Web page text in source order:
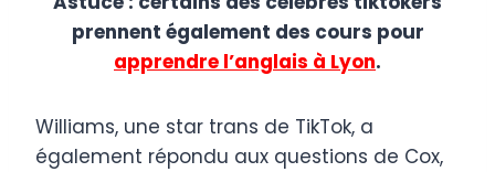
prennent également des cours pour
apprendre l’anglais à Lyon.
Williams, une star trans de TikTok, a
également répondu aux questions de Cox,